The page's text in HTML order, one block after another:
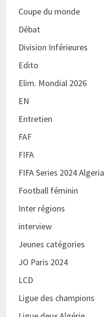
Coupe du monde
Débat
Division Inférieures
Edito
Elim. Mondial 2026
EN
Entretien
FAF
FIFA
FIFA Series 2024 Algeria
Football féminin
Inter régions
interview
Jeunes catégories
JO Paris 2024
LCD
Ligue des champions